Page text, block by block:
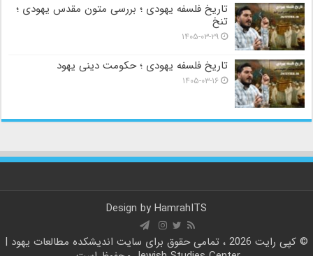
تاریخ فلسفه یهودی ؛ بررسی متون مقدس یهودی ؛
تنخ
۱۴۰۵-۰۳-۲۹
تاریخ فلسفه یهودی ؛ حکومت دینی یهود
۱۴۰۵-۰۳-۱۶
Design by HamrahITS
© کپی رایت 2026 ، تمامی حقوق برای سایت
اندیشکده مطالعات یهود |